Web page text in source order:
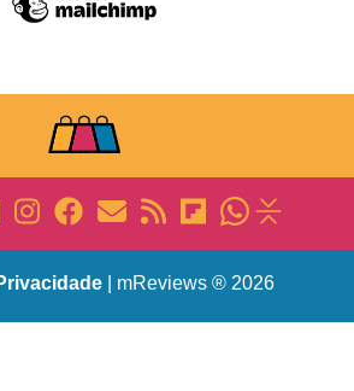
| mReviews ® 2026